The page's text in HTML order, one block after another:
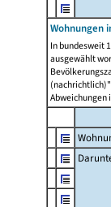
Wohnungen
In bundesweit
ausgewählt
Abweichungen